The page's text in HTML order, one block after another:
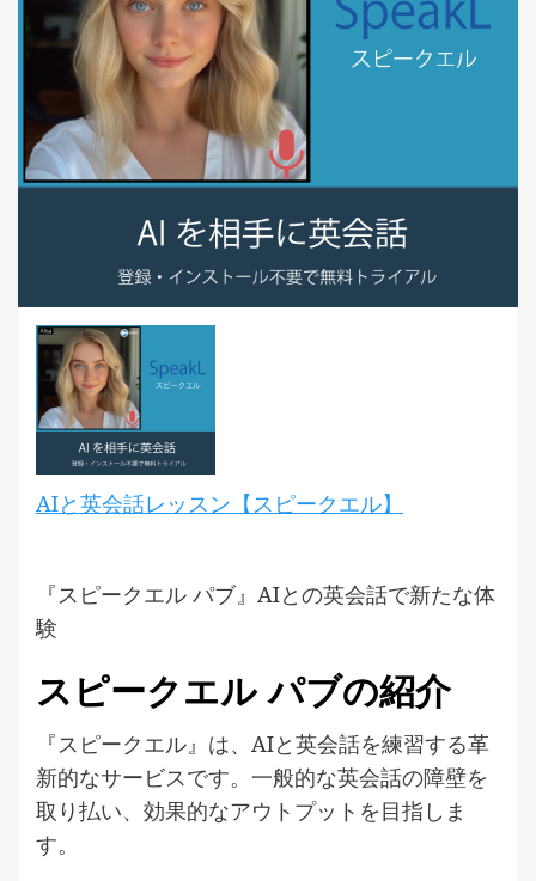
AIと英会話レッスン【スピークエル】
『スピークエル パブ』AIとの英会話で新たな体
験
スピークエル パブの紹介
『スピークエル』は、AIと英会話を練習する革
新的なサービスです。一般的な英会話の障壁を
取り払い、効果的なアウトプットを目指しま
す。